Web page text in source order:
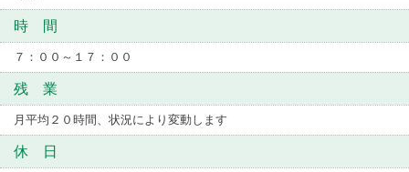
時 間
７：００～１７：００
残 業
月平均２０時間、状況により変動します
休 日